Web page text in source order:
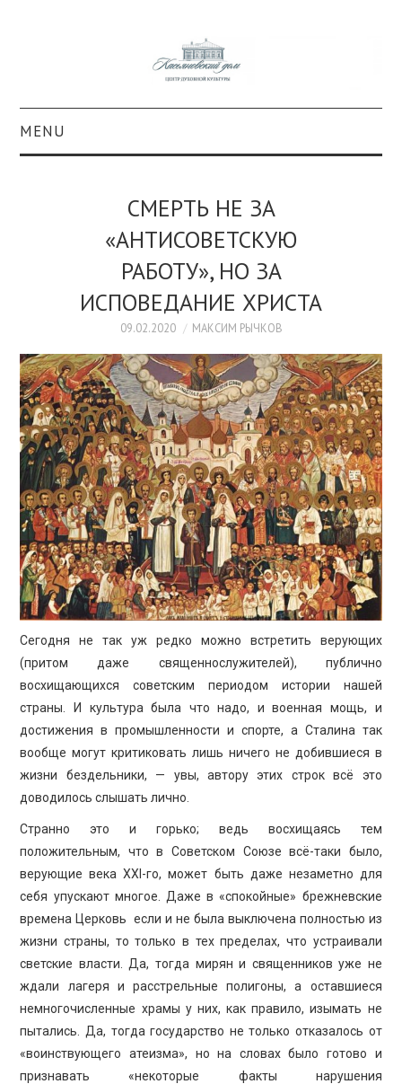
MENU
КОЛЛЕКЦИИ
КУЛЬТУРА
ОБРАЗОВАНИЕ
ПРОСВЕЩЕНИЕ
СМЕРТЬ НЕ ЗА
«АНТИСОВЕТСКУЮ
РАБОТУ», НО ЗА
ИСПОВЕДАНИЕ ХРИСТА
09.02.2020 МАКСИМ РЫЧКОВ
Сегодня не так уж редко можно встретить верующих
(притом даже священнослужителей), публично
восхищающихся советским периодом истории нашей
страны. И культура была что надо, и военная мощь, и
достижения в промышленности и спорте, а Сталина так
вообще могут критиковать лишь ничего не добившиеся в
жизни бездельники, — увы, автору этих строк всё это
доводилось слышать лично.
Странно это и горько; ведь восхищаясь тем
положительным, что в Советском Союзе всё-таки было,
верующие века XXI-го, может быть даже незаметно для
себя упускают многое. Даже в «спокойные» брежневские
времена Церковь если и не была выключена полностью из
жизни страны, то только в тех пределах, что устраивали
светские власти. Да, тогда мирян и священников уже не
ждали лагеря и расстрельные полигоны, а оставшиеся
немногочисленные храмы у них, как правило, изымать не
пытались. Да, тогда государство не только отказалось от
«воинствующего атеизма», но на словах было готово и
признавать «некоторые факты нарушения